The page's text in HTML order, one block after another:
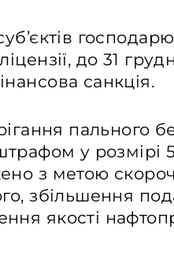
до 31
санкція.
пального
у розмірі
з метою
збільшення
якості